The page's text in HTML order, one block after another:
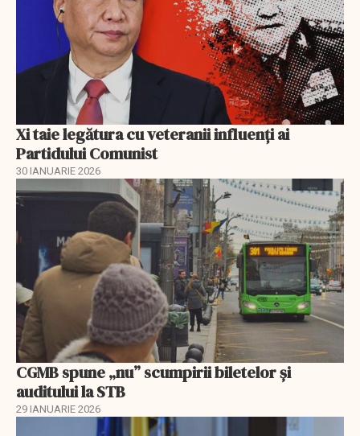
Xi taie legătura cu veteranii influenți ai
Partidului Comunist
30 IANUARIE 2026
CGMB spune „nu” scumpirii biletelor și
auditului la STB
29 IANUARIE 2026